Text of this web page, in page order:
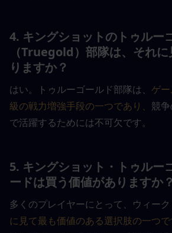
4. キングショットのトゥルー
（Truegold）部隊は、それ
りますか？
はい。トゥルーゴールド部隊は、 ゲ
級の戦力増強手段の一つであり、 競
で活躍するためには不可欠です。
5. キングショット・トゥルー
ードは買う価値がありますか？
多くのプレイヤーにとって、ウィー
に見て最も価値のある選択肢の一つで